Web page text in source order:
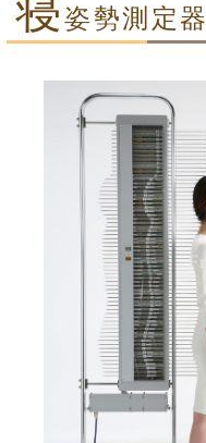
寝姿勢測定器